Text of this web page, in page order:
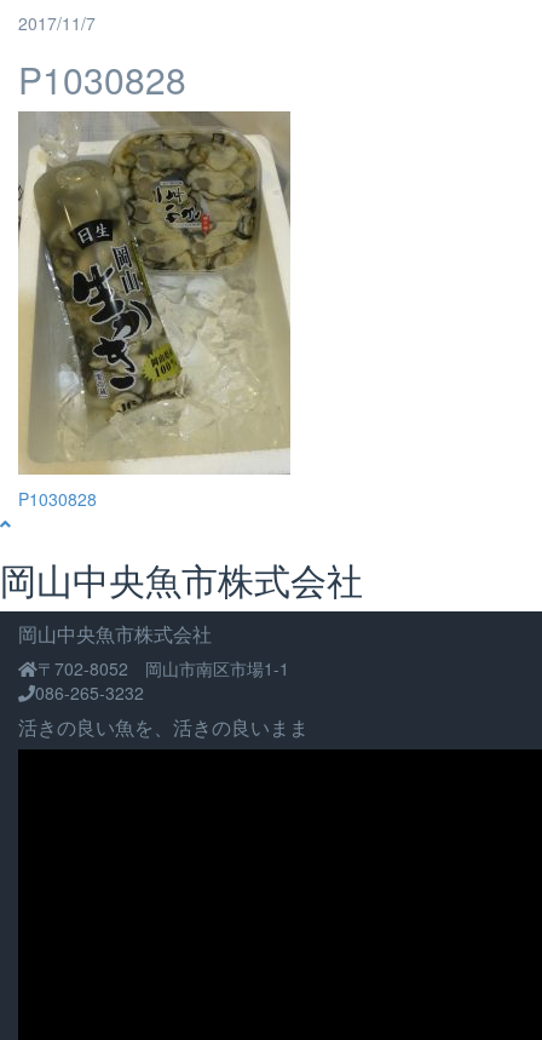
2017/11/7
P1030828
投
ナ
ビ
ゲ
ー
シ
ョ
ン
P1030828
岡山中央魚市株式会社
岡山中央魚市株式会社
〒702-8052 岡山市南区市場1-1
086-265-3232
活きの良い魚を、活きの良いまま